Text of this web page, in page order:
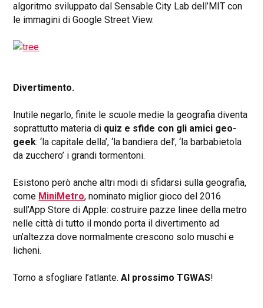
algoritmo sviluppato dal Sensable City Lab dell’MIT con
le immagini di Google Street View.
Divertimento.
Inutile negarlo, finite le scuole medie la geografia diventa
soprattutto materia di quiz e sfide con gli amici geo-
geek: ‘la capitale della’, ‘la bandiera del’, ‘la barbabietola
da zucchero’ i grandi tormentoni.
Esistono però anche altri modi di sfidarsi sulla geografia,
come MiniMetro, nominato miglior gioco del 2016
sull’App Store di Apple: costruire pazze linee della metro
nelle città di tutto il mondo porta il divertimento ad
un’altezza dove normalmente crescono solo muschi e
licheni.
Torno a sfogliare l’atlante.Al prossimo TGWAS!